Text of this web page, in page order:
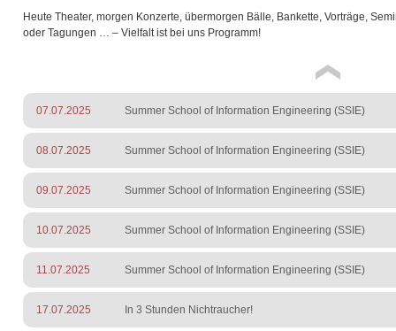
Heute Theater, morgen Konzerte, übermorgen Bälle, Bankette, Vorträge,
oder Tagungen … – Vielfalt ist bei uns Programm!
07.07.2025 Summer School of Information Engineering (SSIE)
08.07.2025 Summer School of Information Engineering (SSIE)
09.07.2025 Summer School of Information Engineering (SSIE)
10.07.2025 Summer School of Information Engineering (SSIE)
11.07.2025 Summer School of Information Engineering (SSIE)
17.07.2025 In 3 Stunden Nichtraucher!